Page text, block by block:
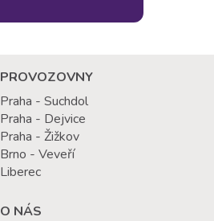
PROVOZOVNY
Praha - Suchdol
Praha - Dejvice
Praha - Žižkov
Brno - Veveří
Liberec
O NÁS